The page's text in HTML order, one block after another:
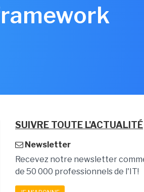
SUIVRE TOUTE L'ACTUALITÉ
Newsletter
Recevez notre newsletter
de 50 000 professionnels de l'IT!